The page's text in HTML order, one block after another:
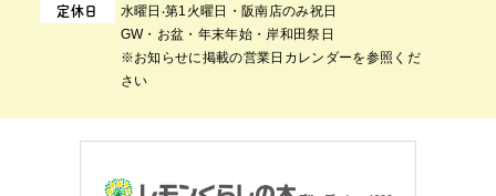
定休日
⽔曜⽇‧第1⽕曜⽇・阪南店のみ祝日
GW・お盆・年末年始・岸和田祭日
※お知らせに掲載の営業日カレンダーを参照くだ
さい